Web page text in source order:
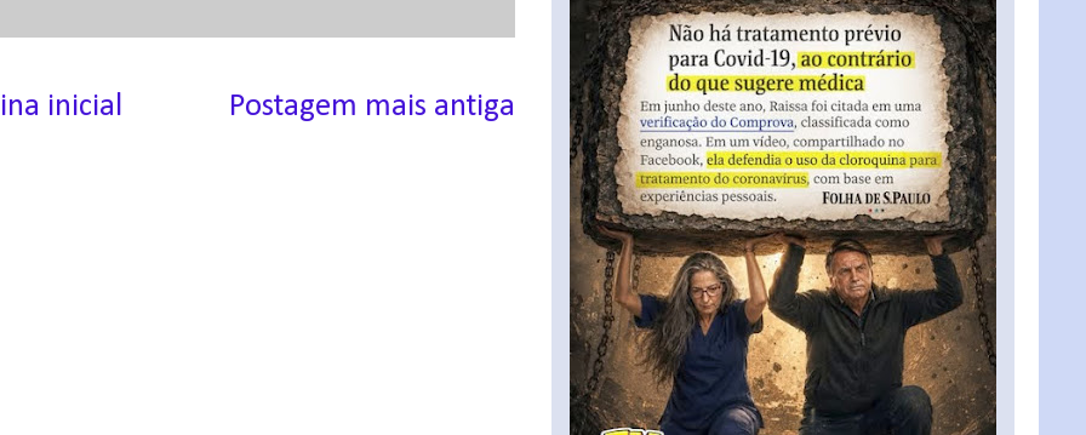
Postagem mais antiga
inicial